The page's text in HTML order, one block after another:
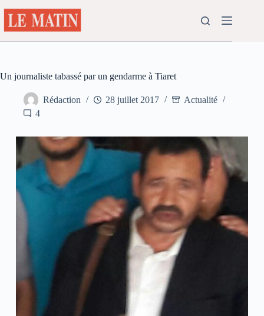
au
contenu
Un journaliste tabassé par un gendarme à Tiaret
Rédaction 28 juillet 2017
Actualité
4